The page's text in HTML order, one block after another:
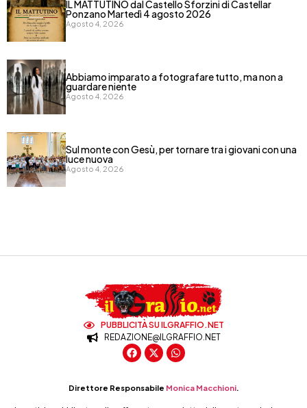
IL MATTUTINO dal Castello Sforzini di Castellar
Ponzano Martedì 4 agosto 2026
Agosto 4, 2026
Abbiamo imparato a fotografare tutto, ma non a
guardare niente
Agosto 4, 2026
Sul monte con Gesù, per tornare tra i giovani con una
luce nuova
Agosto 4, 2026
PUBBLICITÀ SU ILGRAFFIO.NET
REDAZIONE@ILGRAFFIO.NET
Direttore Responsabile Monica Macchioni.